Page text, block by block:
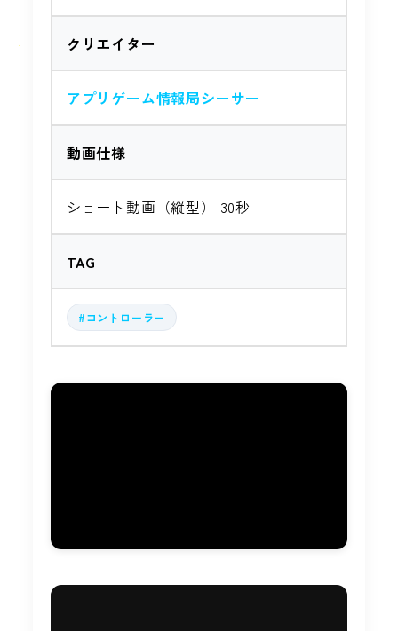
クリエイター
アプリゲーム情報局シーサー
動画仕様
ショート動画（縦型） 30秒
TAG
#コントローラー